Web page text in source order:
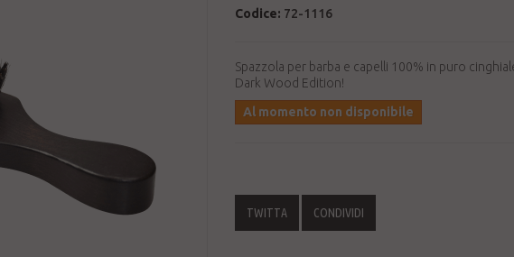
Codice: 72-1116
Spazzola per barba e capelli 100% in puro
Dark Wood Edition!
Al momento non disponibile
TWITTA CONDIVIDI